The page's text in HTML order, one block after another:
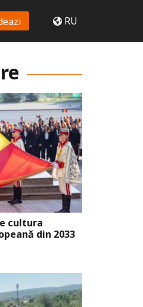
RU
cultura
din 2033